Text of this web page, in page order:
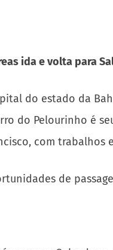
ida e volta para
do estado da
do Pelourinho é
com trabalhos
de